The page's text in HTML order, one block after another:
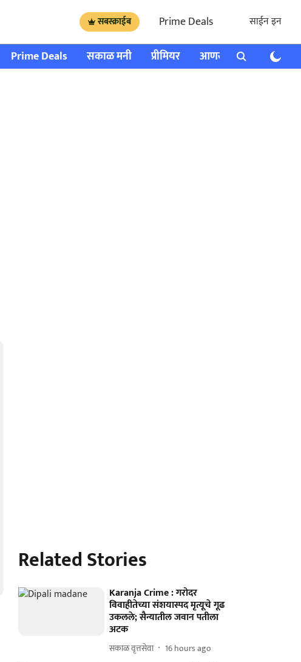
सबस्क्राईब Prime Deals साईन इन
Prime Deals सकाळ मनी प्रीमियर आणखी राशी भविष्य
Related Stories
Karanja Crime : गरोदर
विवाहीतेच्या संशयास्पद मृत्यूचे गूढ
उकलले; सैन्यातील जवान पतीला
अटक
सकाळ वृत्तसेवा 16 hours ago